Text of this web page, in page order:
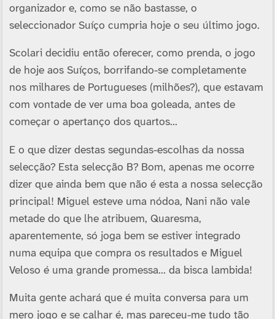
organizador e, como se não bastasse, o
seleccionador Suí­ço cumpria hoje o seu último jogo.
Scolari decidiu então oferecer, como prenda, o jogo
de hoje aos Suí­ços, borrifando-se completamente
nos milhares de Portugueses (milhões?), que estavam
com vontade de ver uma boa goleada, antes de
começar o apertanço dos quartos…
E o que dizer destas segundas-escolhas da nossa
selecção? Esta selecção B? Bom, apenas me ocorre
dizer que ainda bem que não é esta a nossa selecção
principal! Miguel esteve uma nódoa, Nani não vale
metade do que lhe atribuem, Quaresma,
aparentemente, só joga bem se estiver integrado
numa equipa que compra os resultados e Miguel
Veloso é uma grande promessa… da bisca lambida!
Muita gente achará que é muita conversa para um
mero jogo e se calhar é, mas pareceu-me tudo tão